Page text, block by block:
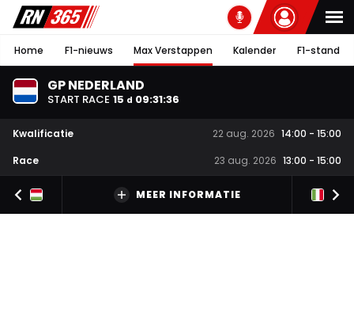
Home F1-nieuws Max Verstappen Kalender F1-stand
GP NEDERLAND
START RACE 15 d 09:31:35
Kwalificatie 22 aug. 2026 14:00 - 15:00
Race
23 aug. 2026 13:00 - 15:00
MEER INFORMATIE